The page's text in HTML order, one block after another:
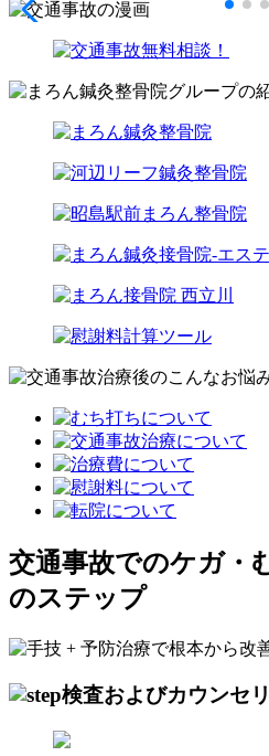
交通事故でのケガ・
のステップ
検査およびカウンセ